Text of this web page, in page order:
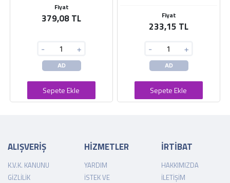
Fiyat
379,08 TL
- +
AD
Sepete Ekle
Fiyat
233,15 TL
- +
AD
Sepete Ekle
ALIŞVERİŞ
K.V.K. KANUNU
GIZLILIK
HİZMETLER
YARDIM
İSTEK VE
İRTİBAT
HAKKIMIZDA
İLETIŞIM